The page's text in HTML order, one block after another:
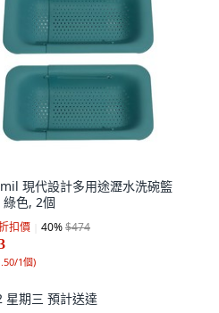
現代設計多用途瀝水洗碗籃
色, 2個
扣價 40%$474
1個)
星期三 預計送達